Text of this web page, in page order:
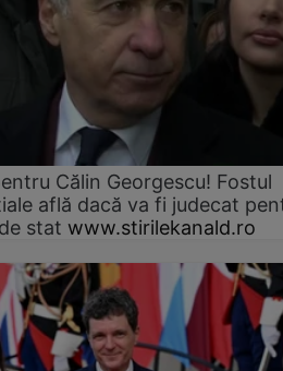
Călin Georgescu! Fostul
află dacă va fi judecat
stat www.stirilekanald.ro